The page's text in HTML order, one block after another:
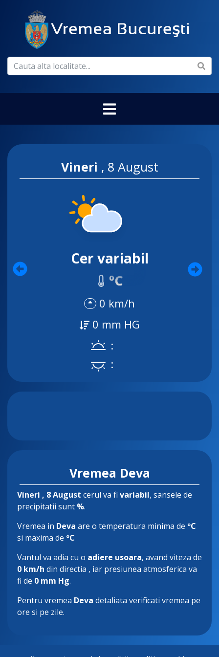
Vineri , 8 August
Cer variabil
ºC
0 km/h
0 mm HG
:
:
Vremea Deva
Vineri , 8 August cerul va fi variabil, sansele de
precipitatii sunt %.
Vremea in Deva are o temperatura minima de ºC
si maxima de ºC
Vantul va adia cu o adiere usoara, avand viteza de
0 km/h din directia , iar presiunea atmosferica va
fi de 0 mm Hg.
Pentru vremea Deva detaliata verificati vremea pe
ore si pe zile.